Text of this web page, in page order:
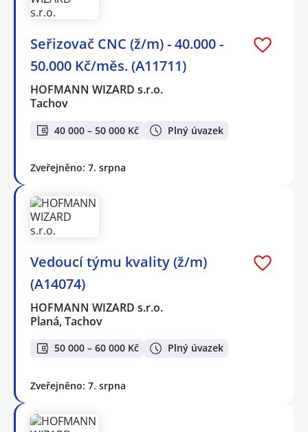
Seřizovač CNC (ž/m) - 40.000 -
50.000 Kč/měs. (A11711)
HOFMANN WIZARD s.r.o.
Tachov
40 000 – 50 000 Kč Plný úvazek
Zveřejněno: 7. srpna
Vedoucí týmu kvality (ž/m)
(A14074)
HOFMANN WIZARD s.r.o.
Planá, Tachov
50 000 – 60 000 Kč Plný úvazek
Zveřejněno: 7. srpna